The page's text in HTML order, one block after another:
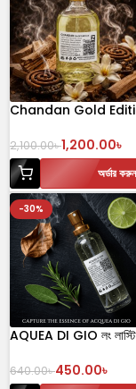
Chandan Gold
2,100.00৳1,200.00৳
অর্ডার করুন
-30%
AQUEA DI GIO লং
640.00৳450.00৳